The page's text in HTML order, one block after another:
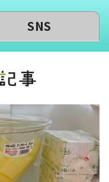
SNS